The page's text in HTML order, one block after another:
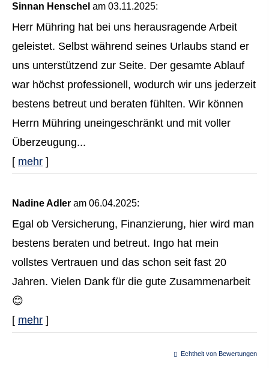
Sinnan Henschel am 03.11.2025:
Herr Mühring hat bei uns herausragende Arbeit
geleistet. Selbst während seines Urlaubs stand er
uns unterstützend zur Seite. Der gesamte Ablauf
war höchst professionell, wodurch wir uns jederzeit
bestens betreut und beraten fühlten. Wir können
Herrn Mühring uneingeschränkt und mit voller
Überzeugung...
[ mehr ]
Nadine Adler am 06.04.2025:
Egal ob Versicherung, Finanzierung, hier wird man
bestens beraten und betreut. Ingo hat mein
vollstes Vertrauen und das schon seit fast 20
Jahren. Vielen Dank für die gute Zusammenarbeit
😊
[ mehr ]
Echtheit von Bewertungen